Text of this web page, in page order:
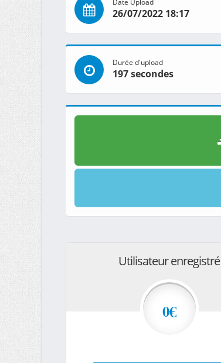
Date Upload
26/07/2022 18:17
Durée d'upload
197 secondes
Utilisateur enregistré
0€